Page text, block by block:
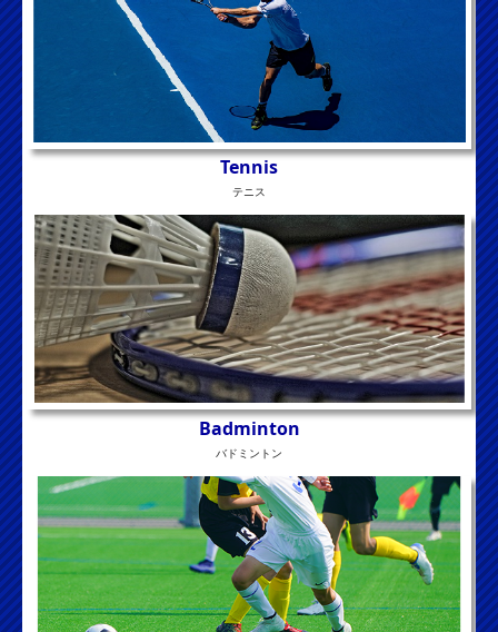
Tennis
テニス
Badminton
バドミントン